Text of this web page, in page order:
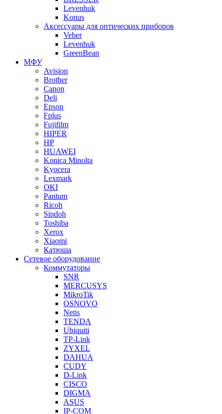
Levenhuk
Konus
Аксессуары для оптических приборов
Veber
Levenhuk
GreenBean
МФУ
Avision
Brother
Canon
Deli
Epson
Fplus
Fujifilm
HIPER
HP
HUAWEI
Konica Minolta
Kyocera
Lexmark
OKI
Pantum
Ricoh
Sindoh
Toshiba
Xerox
Xiaomi
Катюша
Сетевое оборудование
Коммутаторы
SNR
MERCUSYS
MikroTik
OSNOVO
Netis
TENDA
Ubiquiti
TP-Link
ZYXEL
DAHUA
CUDY
D-Link
CISCO
DIGMA
ASUS
IP-COM